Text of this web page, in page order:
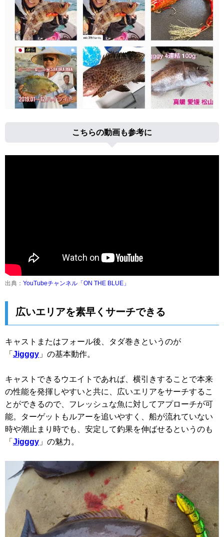
こちらの動画も参考に
出典： YouTubeチャンネル「ON THE BLUE」
広いエリアを素早くサーチできる
キャストまたはフォール後、タダ巻きというのが
「 Jigggy 」の基本動作。
キャストできるウエイトであれば、横引きすることで本来
の性能を発揮しやすいと共に、広いエリアをサーチするこ
とができるので、フレッシュな魚に対してアプローチが可
能。ターゲットもルアーを追いやすく、船が流れていない
時や潮止まり時でも、安定して釣果を伸ばせるというのも
「 Jigggy 」の魅力。